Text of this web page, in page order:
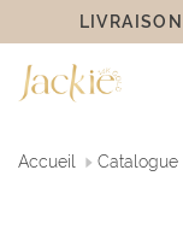
Accueil Catalogue